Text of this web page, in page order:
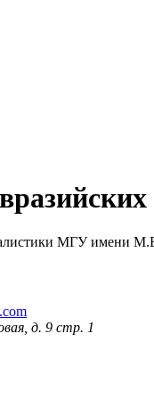
МГУ имени
д. 9 стр. 1